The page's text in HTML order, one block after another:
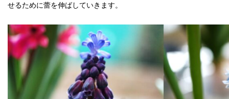
せるために蕾を伸ばしていきます。